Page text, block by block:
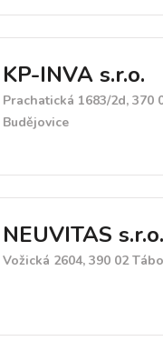
KP-INVA s.r.o.
Prachatická 1683/2d, 370
Budějovice
NEUVITAS s.r.o.
Vožická 2604, 390 02